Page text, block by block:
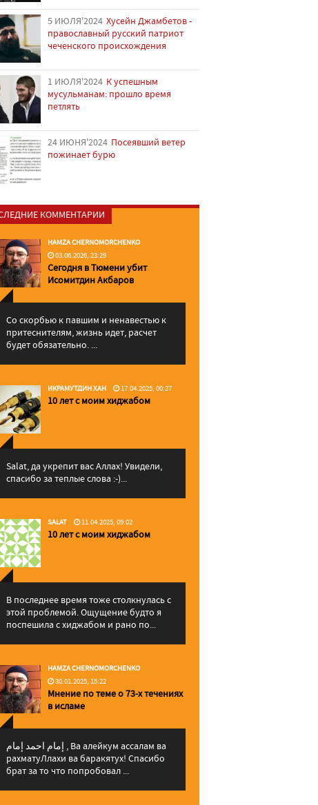
5 ИЮЛЯ'2024 Хусейн Джамбетов -
православный русский патриот
чеченского происхождения
1 ИЮЛЯ'2024 К успешным
мусульманам: прошло время
петлять
24 ИЮНЯ'2024 Посеявший ветер
пожинает бурю
КОММЕНТАРИИ
HAMZA CHERNOMORCHENKO
03.06.2026, 23:29
Сегодня в Тюмени убит
Исомитдин Акбаров
Со скорбью к павшим и ненавестью к
притеснителям, жизнь идет, расчет
будет обязательно. ...
ИКРАМУТДИН ХАН 17.04.2025, 00:27
10 лет с моим хиджабом
Salat, да укрепит вас Аллаx! Увидели,
спасибо за теплые слова :-)...
SALAT 11.04.2025, 09:02
10 лет с моим хиджабом
В последнее время тоже столкнулась с
этой проблемой. Ощущение будто я
поспешила с хиджабом и рано по...
HAMZA CHERNOMORCHENKO
30.01.2025, 15:22
Мнение по теме о 73-х течениях
в исламе
إمام احمد إمام , Ва алейкум ассалам ва
рахматуЛлахи ва баракятух! Спасибо
брат за то что попробовал ...